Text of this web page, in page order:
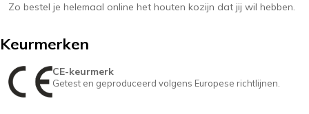
Zo bestel je helemaal online het houten kozijn dat jij wil hebben.
Keurmerken
CE-keurmerk
Getest en geproduceerd volgens Europese richtlijnen.